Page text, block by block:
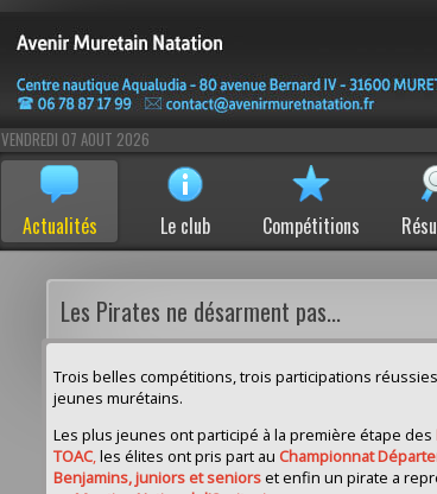
VENDREDI 07 AOUT 2026
Actualités Le club Compétitions
Les Pirates ne désarment pas...
Trois belles compétitions, trois participations
jeunes murétains.
Les plus jeunes ont participé à la première étape des
TOAC,les élites ont pris part au Championnat
Benjamins, juniors et seniorset enfin un pirate a